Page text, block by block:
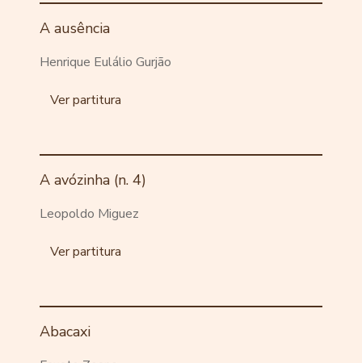
A ausência
Henrique Eulálio Gurjão
Ver partitura
A avózinha (n. 4)
Leopoldo Miguez
Ver partitura
Abacaxi